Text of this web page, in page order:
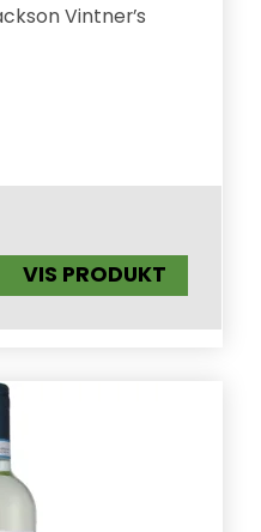
Vintner’s
VIS PRODUKT